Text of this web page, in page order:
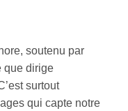
soutenu par
que dirige
surtout
qui capte notre